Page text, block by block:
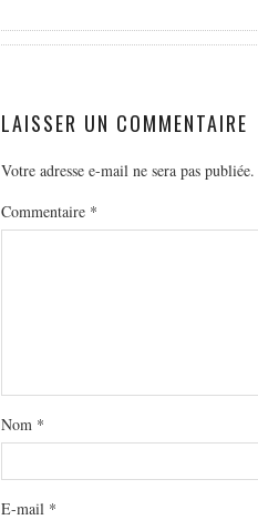
LAISSER UN COMMENTAIRE
Votre adresse e-mail ne sera pas publiée.
Commentaire *
Nom *
E-mail *